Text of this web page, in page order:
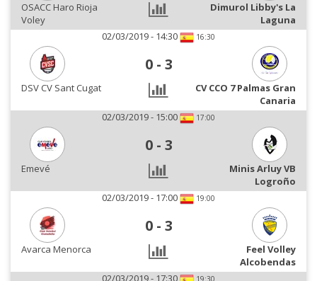
OSACC Haro Rioja
Voley
Dimurol Libby's La
Laguna
02/03/2019 - 14:30
16:30
0 - 3
DSV CV Sant Cugat
CV CCO 7 Palmas Gran
Canaria
02/03/2019 - 15:00
17:00
0 - 3
Emevé
Minis Arluy VB
Logroño
02/03/2019 - 17:00
19:00
0 - 3
Avarca Menorca
Feel Volley
Alcobendas
02/03/2019 - 17:30
19:30